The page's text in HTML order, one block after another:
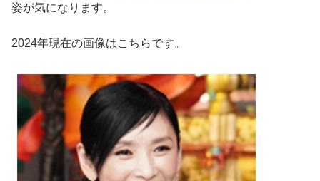
姿が気になります。
2024年現在の画像はこちらです。